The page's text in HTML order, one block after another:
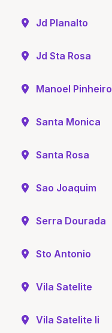
Jd Planalto
Jd Sta Rosa
Manoel Pinheiro
Santa Monica
Santa Rosa
Sao Joaquim
Serra Dourada
Sto Antonio
Vila Satelite
Vila Satelite Ii